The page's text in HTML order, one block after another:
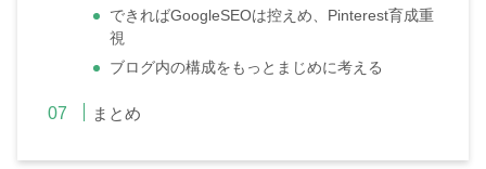
できればGoogleSEOは控えめ、Pinterest育成重
視
ブログ内の構成をもっとまじめに考える
まとめ